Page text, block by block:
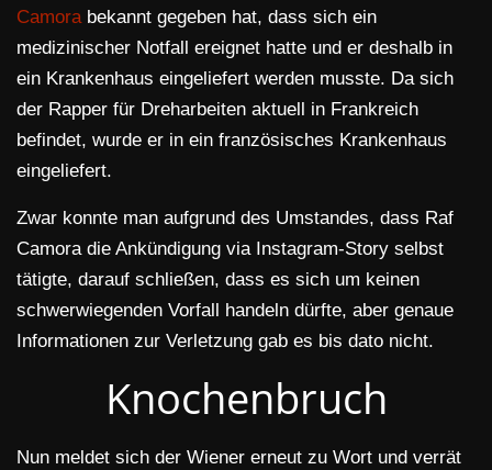
Camorabekannt gegeben hat, dass sich ein
medizinischer Notfall ereignet hatte und er deshalb in
ein Krankenhaus eingeliefert werden musste. Da sich
der Rapper für Dreharbeiten aktuell in Frankreich
befindet, wurde er in ein französisches Krankenhaus
eingeliefert.
Zwar konnte man aufgrund des Umstandes, dass Raf
Camora die Ankündigung via Instagram-Story selbst
tätigte, darauf schließen, dass es sich um keinen
schwerwiegenden Vorfall handeln dürfte, aber genaue
Informationen zur Verletzung gab es bis dato nicht.
Knochenbruch
Nun meldet sich der Wiener erneut zu Wort und verrät